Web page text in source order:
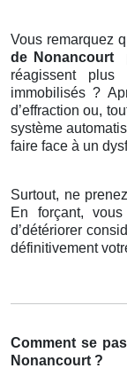
Vous remarquez
de Nonancourt
réagissent
immobilisés ?
d’effraction ou,
système
faire face à un
Surtout, ne
En forçant,
d’détériorer
définitivement
Comment se
Nonancourt ?